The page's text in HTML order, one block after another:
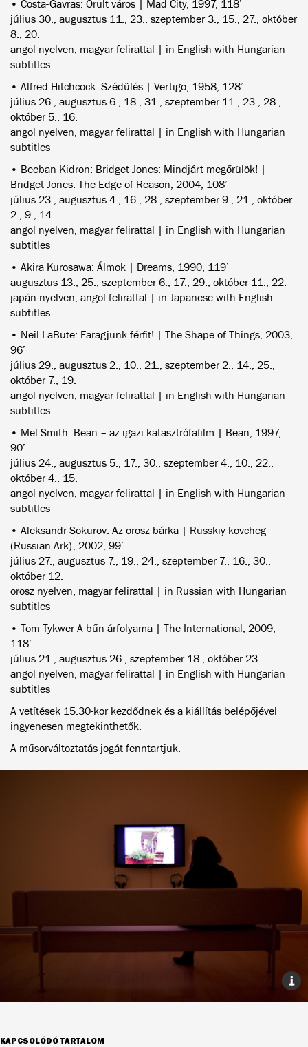
• Costa-Gavras: Őrült város | Mad City, 1997, 118’
július 30., augusztus 11., 23., szeptember 3., 15., 27., október
8., 20.
angol nyelven, magyar felirattal | in English with Hungarian
subtitles
• Alfred Hitchcock: Szédülés | Vertigo, 1958, 128’
július 26., augusztus 6., 18., 31., szeptember 11., 23., 28.,
október 5., 16.
angol nyelven, magyar felirattal | in English with Hungarian
subtitles
• Beeban Kidron: Bridget Jones: Mindjárt megőrülök! |
Bridget Jones: The Edge of Reason, 2004, 108’
július 23., augusztus 4., 16., 28., szeptember 9., 21., október
2., 9., 14.
angol nyelven, magyar felirattal | in English with Hungarian
subtitles
• Akira Kurosawa: Álmok | Dreams, 1990, 119’
augusztus 13., 25., szeptember 6., 17., 29., október 11., 22.
japán nyelven, angol felirattal | in Japanese with English
subtitles
• Neil LaBute: Faragjunk férfit! | The Shape of Things, 2003,
96’
július 29., augusztus 2., 10., 21., szeptember 2., 14., 25.,
október 7., 19.
angol nyelven, magyar felirattal | in English with Hungarian
subtitles
• Mel Smith: Bean – az igazi katasztrófafilm | Bean, 1997,
90’
július 24., augusztus 5., 17., 30., szeptember 4., 10., 22.,
október 4., 15.
angol nyelven, magyar felirattal | in English with Hungarian
subtitles
• Aleksandr Sokurov: Az orosz bárka | Russkiy kovcheg
(Russian Ark), 2002, 99’
július 27., augusztus 7., 19., 24., szeptember 7., 16., 30.,
október 12.
orosz nyelven, magyar felirattal | in Russian with Hungarian
subtitles
• Tom Tykwer A bűn árfolyama | The International, 2009,
118’
július 21., augusztus 26., szeptember 18., október 23.
angol nyelven, magyar felirattal | in English with Hungarian
subtitles
A vetítések 15.30-kor kezdődnek és a kiállítás belépőjével
ingyenesen megtekinthetők.
A műsorváltoztatás jogát fenntartjuk.
KAPCSOLÓDÓ TARTALOM